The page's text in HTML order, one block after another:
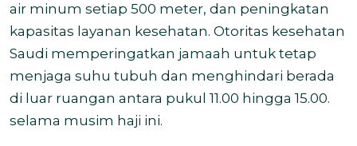
air minum setiap 500 meter, dan peningkatan
kapasitas layanan kesehatan. Otoritas kesehatan
Saudi memperingatkan jamaah untuk tetap
menjaga suhu tubuh dan menghindari berada
di luar ruangan antara pukul 11.00 hingga 15.00.
selama musim haji ini.